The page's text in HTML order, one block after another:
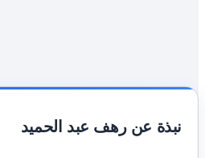
نبذة عن رهف عبد الحميد